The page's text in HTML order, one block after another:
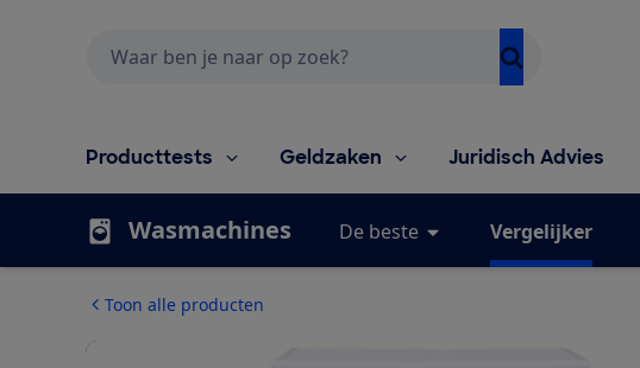
Producttests Geldzaken Juridisch Advies
Wasmachines De beste Vergelijker
Toon alle producten